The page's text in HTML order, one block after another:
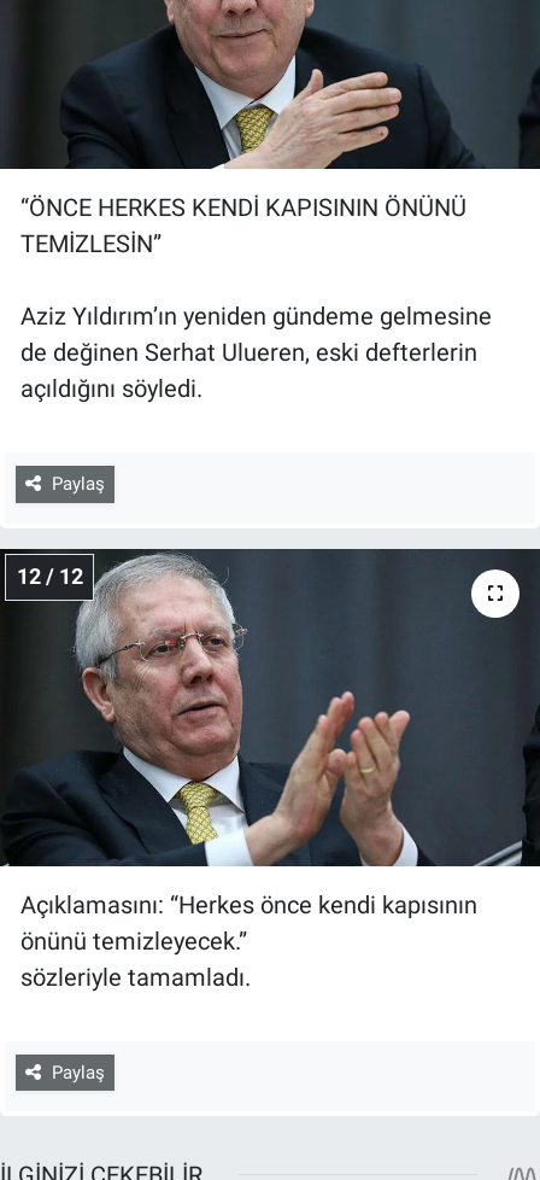
“ÖNCE HERKES KENDİ KAPISININ ÖNÜNÜ
TEMİZLESİN”
Aziz Yıldırım’ın yeniden gündeme gelmesine
de değinen Serhat Ulueren, eski defterlerin
açıldığını söyledi.
Paylaş
12 / 12
Açıklamasını: “Herkes önce kendi kapısının
önünü temizleyecek.”
sözleriyle tamamladı.
Paylaş